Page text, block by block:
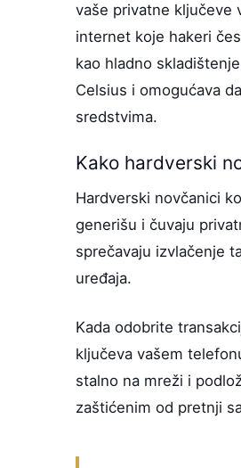
vaše privatne ključeve
internet koje hakeri
kao hladno
Celsius i omogućava
sredstvima.
Kako hardverski
Hardverski novčanici
generišu i čuvaju
sprečavaju izvlačenje
uređaja.
Kada odobrite
ključeva vašem
stalno na mreži i
zaštićenim od pretnji